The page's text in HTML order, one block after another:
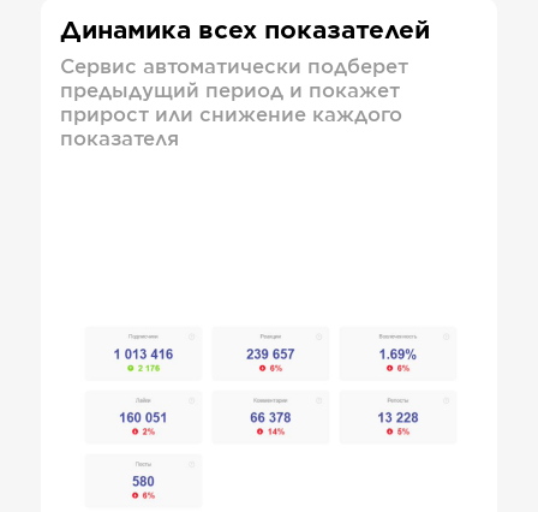
Динамика всех показателей
Сервис автоматически подберет
предыдущий период и покажет
прирост или снижение каждого
показателя